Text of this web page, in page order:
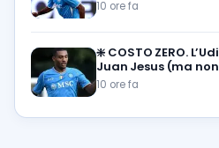
10 ore fa
❇️ COSTO ZERO.
Juan Jesus (ma
10 ore fa